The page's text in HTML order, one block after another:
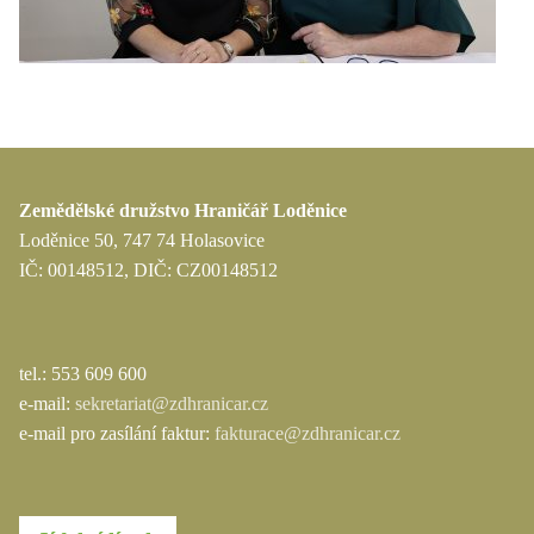
Zemědělské družstvo Hraničář Loděnice
Loděnice 50, 747 74 Holasovice
IČ: 00148512, DIČ: CZ00148512
tel.: 553 609 600
e-mail: sekretariat@zdhranicar.cz
e-mail pro zasílání faktur: fakturace@zdhranicar.cz